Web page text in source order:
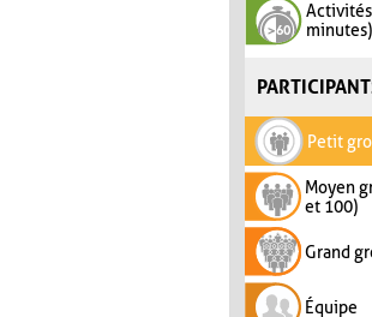
minutes)
Petit
Moyen
et 100)
Grand
Équipe